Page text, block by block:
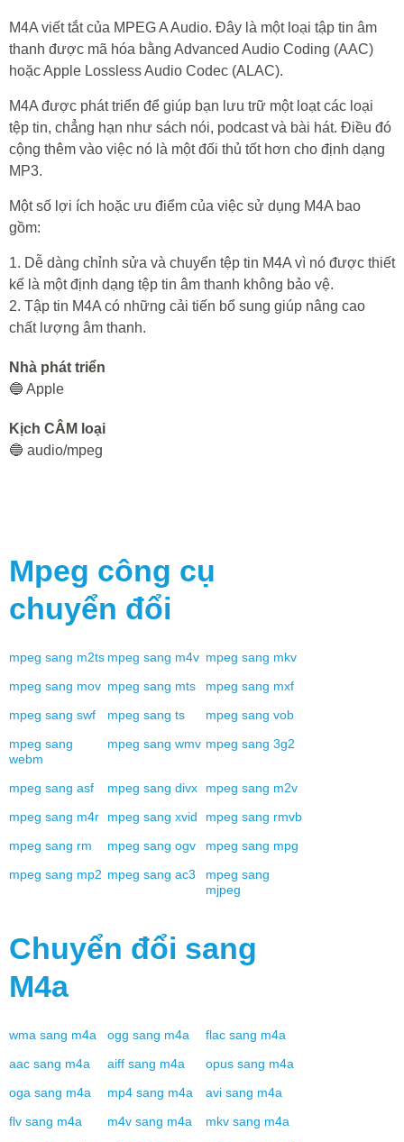
M4A viết tắt của MPEG A Audio. Đây là một loại tập tin âm
thanh được mã hóa bằng Advanced Audio Coding (AAC)
hoặc Apple Lossless Audio Codec (ALAC).
M4A được phát triển để giúp bạn lưu trữ một loạt các loại
tệp tin, chẳng hạn như sách nói, podcast và bài hát. Điều đó
cộng thêm vào việc nó là một đối thủ tốt hơn cho định dạng
MP3.
Một số lợi ích hoặc ưu điểm của việc sử dụng M4A bao
gồm:
1. Dễ dàng chỉnh sửa và chuyển tệp tin M4A vì nó được thiết
kế là một định dạng tệp tin âm thanh không bảo vệ.
2. Tập tin M4A có những cải tiến bổ sung giúp nâng cao
chất lượng âm thanh.
Nhà phát triển
🔵 Apple
Kịch CÂM loại
🔵 audio/mpeg
Mpeg công cụ
chuyển đổi
mpeg sang m2ts mpeg sang m4v mpeg sang mkv
mpeg sang mov mpeg sang mts mpeg sang mxf
mpeg sang swf mpeg sang ts mpeg sang vob
mpeg sang
webm
mpeg sang wmv mpeg sang 3g2
mpeg sang asf mpeg sang divx mpeg sang m2v
mpeg sang m4r mpeg sang xvid mpeg sang rmvb
mpeg sang rm mpeg sang ogv mpeg sang mpg
mpeg sang mp2 mpeg sang ac3 mpeg sang
mjpeg
Chuyển đổi sang
M4a
wma sang m4a ogg sang m4a flac sang m4a
aac sang m4a aiff sang m4a opus sang m4a
oga sang m4a mp4 sang m4a avi sang m4a
flv sang m4a m4v sang m4a mkv sang m4a